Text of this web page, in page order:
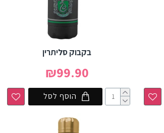
בקבוק סליתרין
₪99.90
הוסף לסל